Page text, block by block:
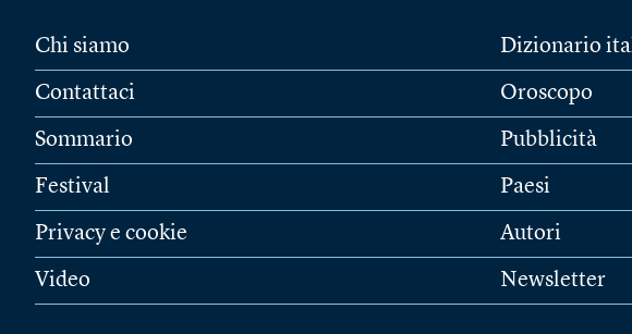
Chi siamo
Contattaci
Sommario
Festival
Privacy e cookie
Video
Dizionario
Oroscopo
Pubblicità
Paesi
Autori
Newsletter